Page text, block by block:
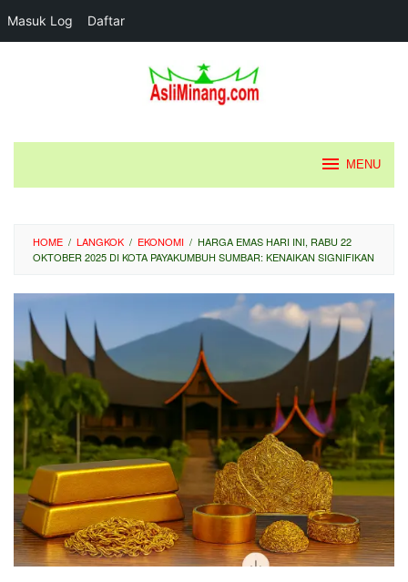
Masuk Log Daftar
MENU
HOME / LANGKOK / EKONOMI / HARGA EMAS HARI INI, RABU 22
OKTOBER 2025 DI KOTA PAYAKUMBUH SUMBAR: KENAIKAN SIGNIFIKAN